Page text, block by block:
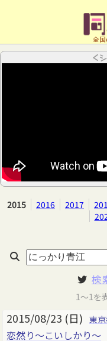
全国
＜
2015 2016 2017
検
1～1を
2015/08/23 (日) 東
恋然り～こいしかり～